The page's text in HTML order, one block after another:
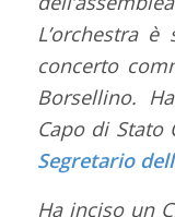
L’orchestra
concerto
Borsellino.
Capo di Stato
Segretario
Ha inciso un